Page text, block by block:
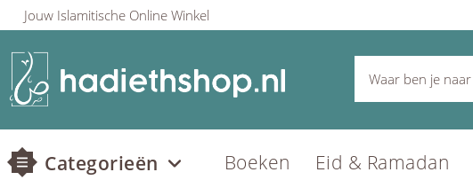
Jouw Islamitische Online Winkel
Categorieën Boeken Eid & Ramadan